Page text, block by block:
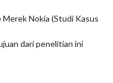
Nokia (Studi Kasus
dari penelitian ini